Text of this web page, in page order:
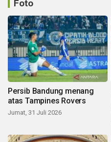
Foto
Persib Bandung menang
atas Tampines Rovers
Jumat, 31 Juli 2026